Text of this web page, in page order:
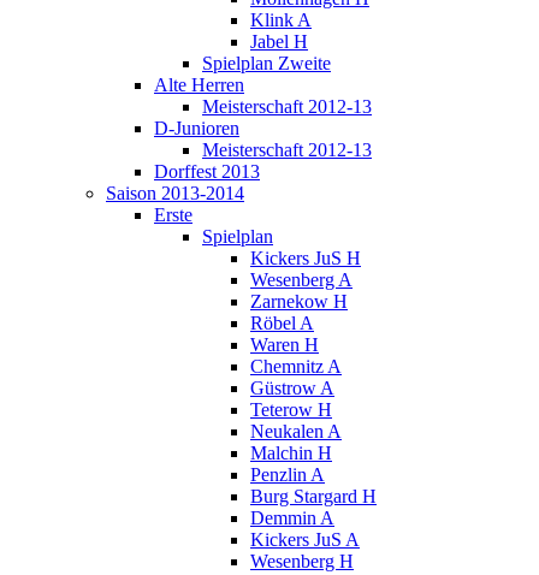
Klink A
Jabel H
Spielplan Zweite
Alte Herren
Meisterschaft 2012-13
D-Junioren
Meisterschaft 2012-13
Dorffest 2013
Saison 2013-2014
Erste
Spielplan
Kickers JuS H
Wesenberg A
Zarnekow H
Röbel A
Waren H
Chemnitz A
Güstrow A
Teterow H
Neukalen A
Malchin H
Penzlin A
Burg Stargard H
Demmin A
Kickers JuS A
Wesenberg H